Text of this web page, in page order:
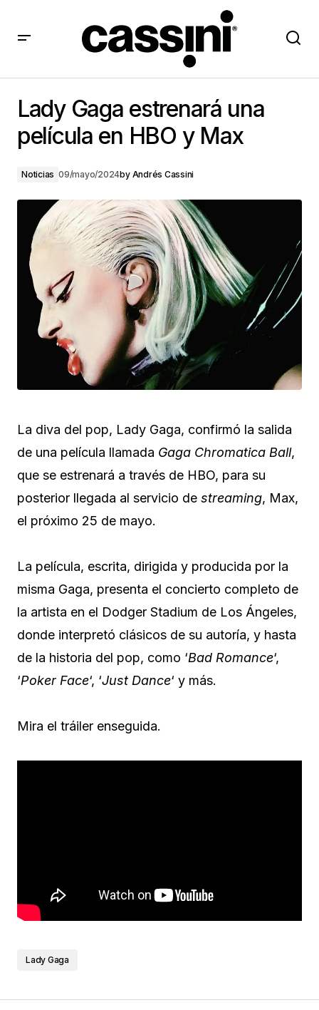
Lady Gaga estrenará una
película en HBO y Max
Noticias 09/mayo/2024by Andrés Cassini
La diva del pop, Lady Gaga, confirmó la salida
de una película llamada Gaga Chromatica Ball,
que se estrenará a través de HBO, para su
posterior llegada al servicio de streaming, Max,
el próximo 25 de mayo.
La película, escrita, dirigida y producida por la
misma Gaga, presenta el concierto completo de
la artista en el Dodger Stadium de Los Ángeles,
donde interpretó clásicos de su autoría, y hasta
de la historia del pop, como ‘Bad Romance‘,
‘Poker Face‘, ‘Just Dance‘ y más.
Mira el tráiler enseguida.
Lady Gaga